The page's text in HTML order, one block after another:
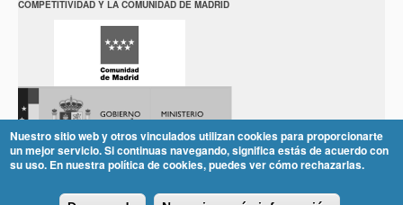
COMPETITIVIDAD Y LA COMUNIDAD DE MADRID
Nuestro sitio web y otros vinculados utilizan cookies para proporcionarte
un mejor servicio. Si continuas navegando, significa estás de acuerdo con
su uso. En nuestra política de cookies, puedes ver cómo rechazarlas.